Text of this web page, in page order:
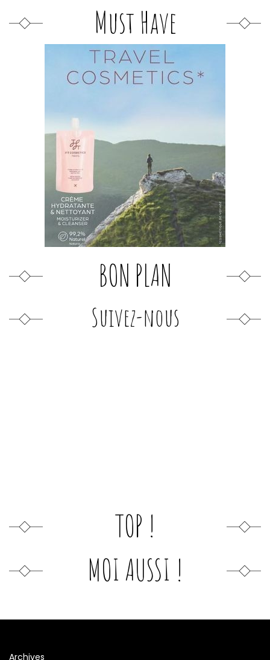
Must Have
BON PLAN
Suivez-nous
TOP !
MOI AUSSI !
Archives